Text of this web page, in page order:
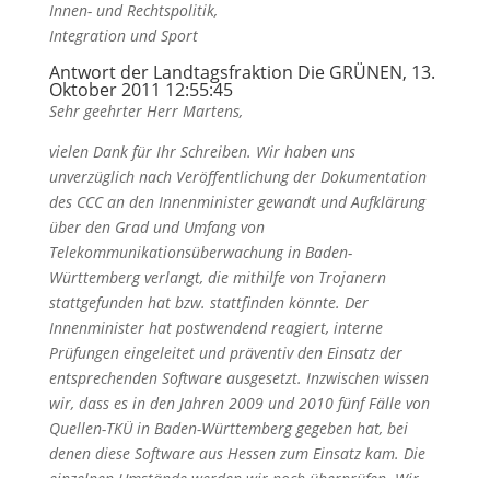
Innen- und Rechtspolitik,
Integration und Sport
Antwort der Landtagsfraktion Die GRÜNEN, 13.
Oktober 2011 12:55:45
Sehr geehrter Herr Martens,
vielen Dank für Ihr Schreiben. Wir haben uns
unverzüglich nach Veröffentlichung der Dokumentation
des CCC an den Innenminister gewandt und Aufklärung
über den Grad und Umfang von
Telekommunikationsüberwachung in Baden-
Württemberg verlangt, die mithilfe von Trojanern
stattgefunden hat bzw. stattfinden könnte. Der
Innenminister hat postwendend reagiert, interne
Prüfungen eingeleitet und präventiv den Einsatz der
entsprechenden Software ausgesetzt. Inzwischen wissen
wir, dass es in den Jahren 2009 und 2010 fünf Fälle von
Quellen-TKÜ in Baden-Württemberg gegeben hat, bei
denen diese Software aus Hessen zum Einsatz kam. Die